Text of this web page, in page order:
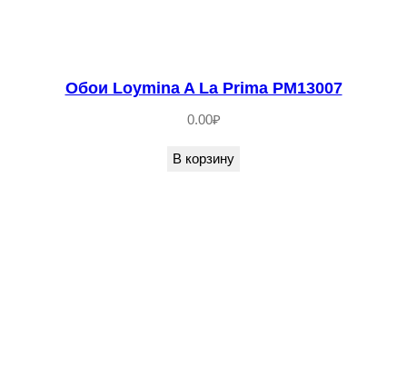
Обои Loymina A La Prima PM13007
0.00₽
В корзину